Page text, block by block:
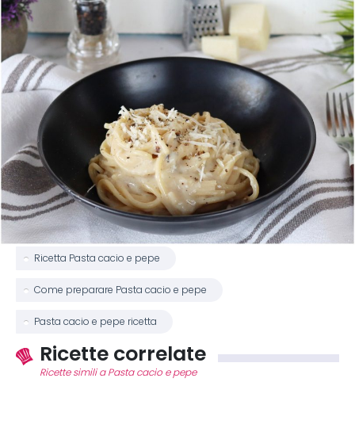
Ricetta Pasta cacio e pepe
Come preparare Pasta cacio e pepe
Pasta cacio e pepe ricetta
Ricette correlate
Ricette simili a Pasta cacio e pepe